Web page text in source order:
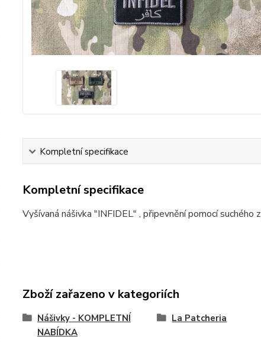
Kompletní specifikace
Kompletní specifikace
Vyšívaná nášivka "INFIDEL" , připevnění pomocí
Zboží zařazeno v kategoriích
Nášivky - KOMPLETNÍ
NABÍDKA
La Patcheria